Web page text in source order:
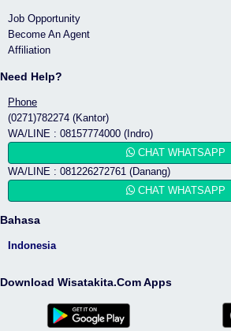
Job Opportunity
Become An Agent
Affiliation
Need Help?
Phone
(0271)782274 (Kantor)
WA/LINE : 08157774000 (Indro)
CHAT WHATSAPP
WA/LINE : 081226272761 (Danang)
CHAT WHATSAPP
Bahasa
Indonesia
Download Wisatakita.Com Apps